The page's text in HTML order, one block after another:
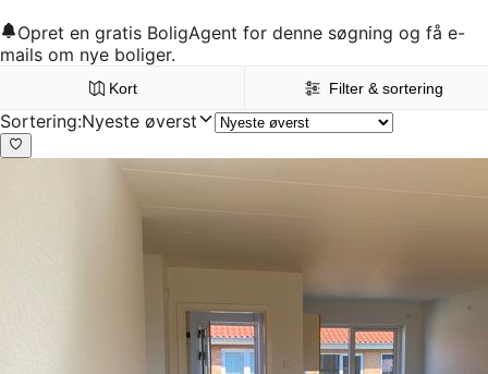
Opret en gratis BoligAgent for denne søgning og få e-
mails om nye boliger.
Kort Filter & sortering
Sortering:Nyeste øverst